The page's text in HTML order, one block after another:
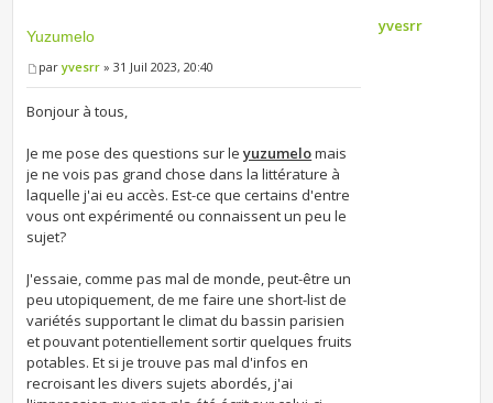
Yuzumelo
paryvesrr » 31 Juil 2023, 20:40
Bonjour à tous,
Je me pose des questions sur leyuzumelomais
je ne vois pas grand chose dans la littérature à
laquelle j'ai eu accès. Est-ce que certains d'entre
vous ont expérimenté ou connaissent un peu le
sujet?
J'essaie, comme pas mal de monde, peut-être un
peu utopiquement, de me faire une short-list de
variétés supportant le climat du bassin parisien
et pouvant potentiellement sortir quelques fruits
potables. Et si je trouve pas mal d'infos en
recroisant les divers sujets abordés, j'ai
yvesrr